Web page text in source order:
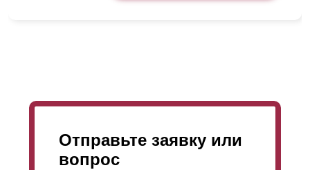
Отправьте заявку или
вопрос